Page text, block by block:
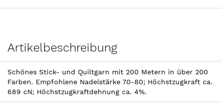
Artikelbeschreibung
Schönes Stick- und Quiltgarn mit 200 Metern in über 200
Farben. Empfohlene Nadelstärke 70-80; Höchstzugkraft ca.
689 cN; Höchstzugkraftdehnung ca. 4%.